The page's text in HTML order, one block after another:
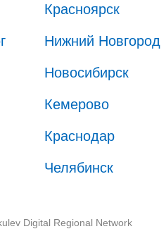
Красноярск
Нижний Новгород
Новосибирск
Кемерово
Краснодар
Челябинск
Digital Regional Network